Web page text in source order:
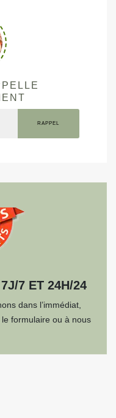
7 ET 24H/24
dans l’immédiat,
formulaire ou à nous